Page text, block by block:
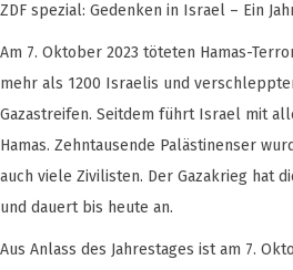
ZDF spezial: Gedenken in Israel – Ein
Am 7. Oktober 2023 töteten Hamas-
mehr als 1200 Israelis und
Gazastreifen. Seitdem führt Israel mit
Hamas. Zehntausende Palästinenser
auch viele Zivilisten. Der Gazakrieg hat
und dauert bis heute an.
Aus Anlass des Jahrestages ist am 7.